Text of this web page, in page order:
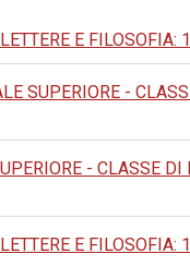
E
SUPERIORE -
- CLASSE
E FILOSOFIA: